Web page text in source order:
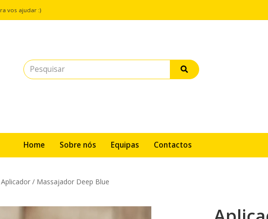
vos ajudar :)
Home Sobre nós Equipas Contactos
Aplicador / Massajador Deep Blue